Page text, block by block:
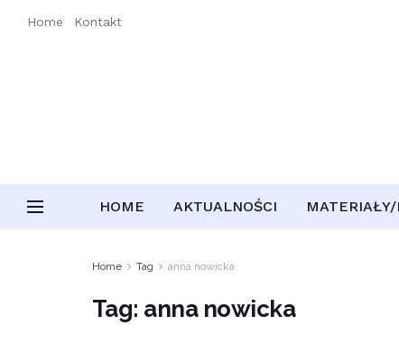
Home Kontakt
HOME AKTUALNOŚCI MATERIAŁY/
Home Tag anna nowicka
Tag: anna nowicka